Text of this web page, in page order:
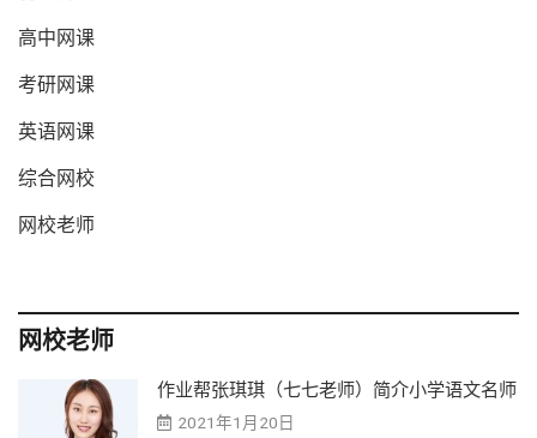
高中网课
考研网课
英语网课
综合网校
网校老师
网校老师
作业帮张琪琪（七七老师）简介小学语文名师
2021年1月20日